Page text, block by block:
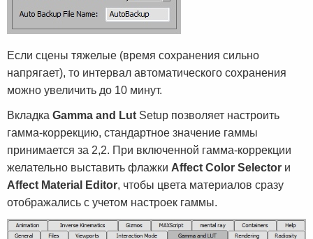
Если сцены тяжелые (время сохранения сильно
напрягает), то интервал автоматического сохранения
можно увеличить до 10 минут.
Вкладка Gamma and Lut Setup позволяет настроить
гамма-коррекцию, стандартное значение гаммы
принимается за 2,2. При включенной гамма-коррекции
желательно выставить флажки Affect Color Selector и
Affect Material Editor, чтобы цвета материалов сразу
отображались с учетом настроек гаммы.